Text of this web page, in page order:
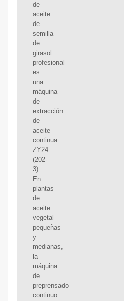
de
aceite
de
semilla
de
girasol
profesional
es
una
máquina
de
extracción
de
aceite
continua
ZY24
(202-
3).
En
plantas
de
aceite
vegetal
pequeñas
y
medianas,
la
máquina
de
preprensado
continuo